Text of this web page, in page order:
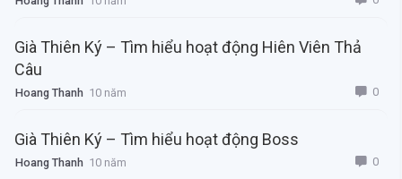
Già Thiên Ký – Tìm hiểu hoạt động Hiên Viên Thả
Câu
Hoang Thanh 10 năm 0
Già Thiên Ký – Tìm hiểu hoạt động Boss
Hoang Thanh 10 năm 0